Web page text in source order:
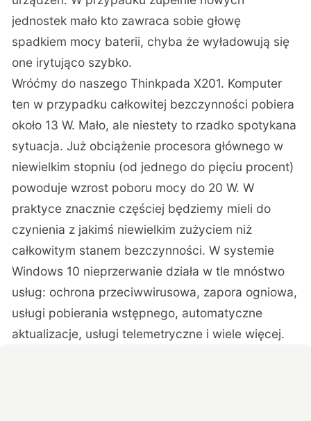
jednostek mało kto zawraca sobie głowę
spadkiem mocy baterii, chyba że wyładowują się
one irytująco szybko.
Wróćmy do naszego Thinkpada X201. Komputer
ten w przypadku całkowitej bezczynności pobiera
około 13 W. Mało, ale niestety to rzadko spotykana
sytuacja. Już obciążenie procesora głównego w
niewielkim stopniu (od jednego do pięciu procent)
powoduje wzrost poboru mocy do 20 W. W
praktyce znacznie częściej będziemy mieli do
czynienia z jakimś niewielkim zużyciem niż
całkowitym stanem bezczynności. W systemie
Windows 10 nieprzerwanie działa w tle mnóstwo
usług: ochrona przeciwwirusowa, zapora ogniowa,
usługi pobierania wstępnego, automatyczne
aktualizacje, usługi telemetryczne i wiele więcej.